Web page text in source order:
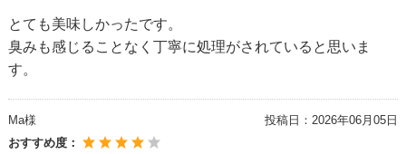
とても美味しかったです。
臭みも感じることなく丁寧に処理がされていると思いま
す。
Ma様 投稿日： 2026年06月05日
おすすめ度：